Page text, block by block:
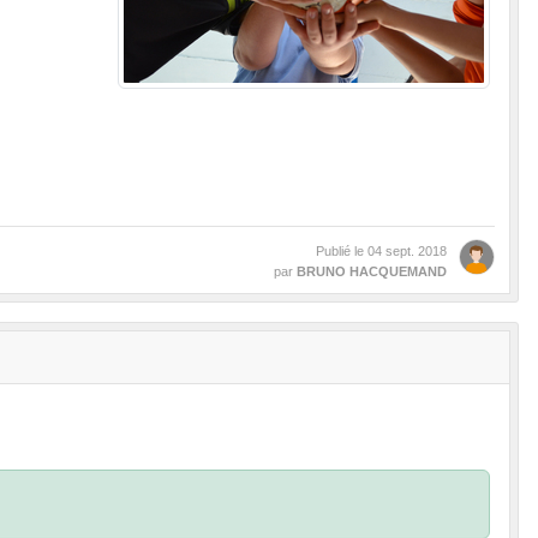
Publié le 04 sept. 2018
par BRUNO HACQUEMAND